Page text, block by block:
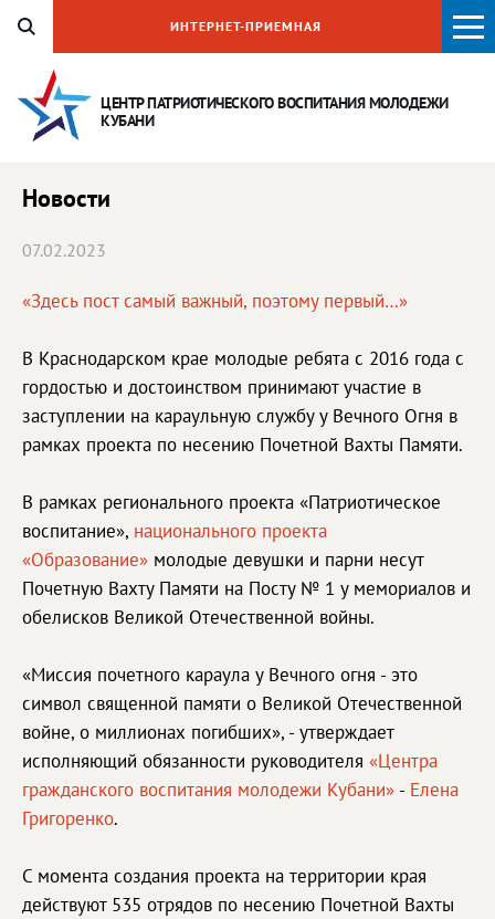
ЦЕНТР ПАТРИОТИЧЕСКОГО ВОСПИТАНИЯМОЛОДЕЖИ
КУБАНИ
ИНТЕРНЕТ-ПРИЕМНАЯ
Новости
07.02.2023
«Здесь пост самый важный, поэтому первый…»
В Краснодарском крае молодые ребята с 2016 года с
гордостью и достоинством принимают участие в
заступлении на караульную службу у Вечного Огня в
рамках проекта по несению Почетной Вахты Памяти.
В рамках регионального проекта «Патриотическое
воспитание», национального проекта
«Образование» молодые девушки и парни несут
Почетную Вахту Памяти на Посту № 1 у мемориалов и
обелисков Великой Отечественной войны.
«Миссия почетного караула у Вечного огня - это
символ священной памяти о Великой Отечественной
войне, о миллионах погибших», - утверждает
исполняющий обязанности руководителя «Центра
гражданского воспитания молодежи Кубани» - Елена
Григоренко.
С момента создания проекта на территории края
действуют 535 отрядов по несению Почетной Вахты